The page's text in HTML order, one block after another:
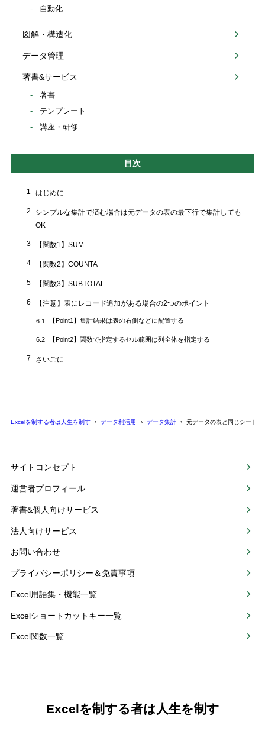
自動化
図解・構造化
データ管理
著書&サービス
著書
テンプレート
講座・研修
目次
1 はじめに
2
シンプルな集計で済む場合は元データの表の最下行で集計しても
OK
3 【関数1】SUM
4 【関数2】COUNTA
5 【関数3】SUBTOTAL
6 【注意】表にレコード追加がある場合の2つのポイント
6.1 【Point1】集計結果は表の右側などに配置する
6.2 【Point2】関数で指定するセル範囲は列全体を指定する
7 さいごに
Excelを制する者は人生を制す データ利活用 データ集計 元データの表と同じシート
サイトコンセプト
運営者プロフィール
著書&個人向けサービス
法人向けサービス
お問い合わせ
プライバシーポリシー＆免責事項
Excel用語集・機能一覧
Excelショートカットキー一覧
Excel関数一覧
Excelを制する者は人生を制す